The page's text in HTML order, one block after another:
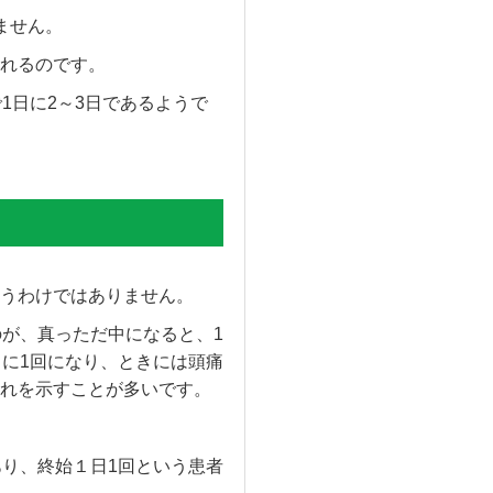
ん。
るのです。
日に2～3日であるようで
わけではありません。
、真っただ中になると、1
1回になり、ときには頭痛
を示すことが多いです。
、終始１日1回という患者